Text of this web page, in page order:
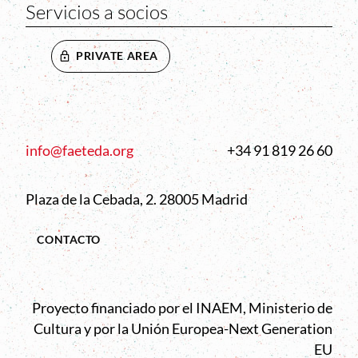
Servicios a socios
PRIVATE AREA
info@faeteda.org +34 91 819 26 60
Plaza de la Cebada, 2. 28005 Madrid
CONTACTO
Proyecto financiado por el INAEM, Ministerio de
Cultura y por la Unión Europea-Next Generation
EU